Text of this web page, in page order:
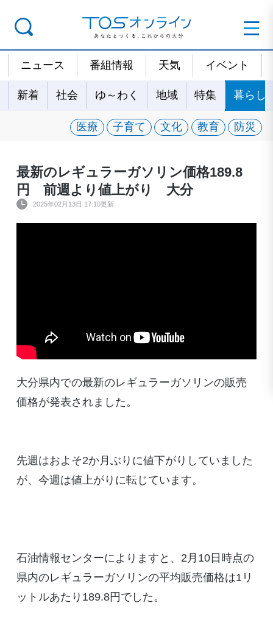
ニュース 番組情報 天気 イベント
新着 社会 ゆ～わく 地域 特集 暮らし
医療 子育て 文化 教育 防災
最新のレギュラーガソリン価格189.8
円 前週より値上がり 大分
2025年02月13日 17:10更新
大分県内での最新のレギュラーガソリンの販売
価格が発表されました。
先週はおよそ2か月ぶりに値下がりしていました
が、今週は値上がりに転じています。
石油情報センターによりますと、2月10日時点の
県内のレギュラーガソリンの平均販売価格は1リ
ットルあたり189.8円でした。